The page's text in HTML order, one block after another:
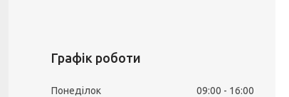
Графік роботи
Понеділок 09:00
16:00